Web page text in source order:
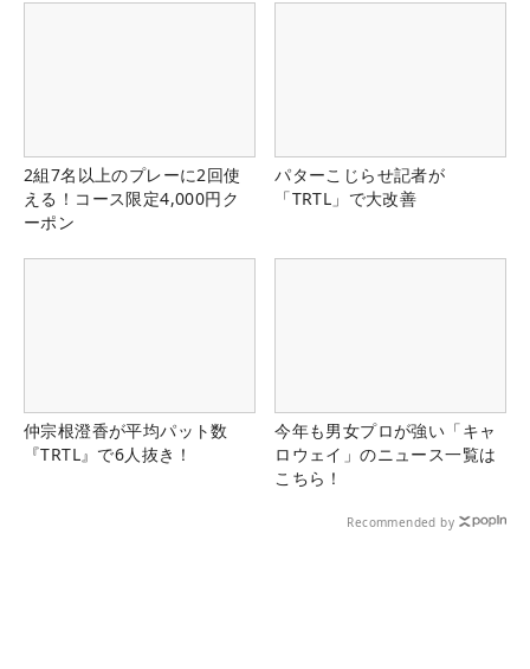
2組7名以上のプレーに2回使
える！コース限定4,000円ク
ーポン
パターこじらせ記者が
「TRTL」で大改善
仲宗根澄香が平均パット数
『TRTL』で6人抜き！
今年も男女プロが強い「キャ
ロウェイ」のニュース一覧は
こちら！
Recommended by